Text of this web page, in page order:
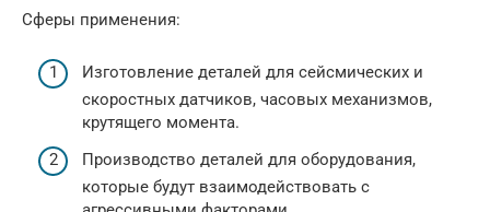
Сферы применения:
Изготовление деталей для сейсмических и
скоростных датчиков, часовых механизмов,
крутящего момента.
Производство деталей для оборудования,
которые будут взаимодействовать с